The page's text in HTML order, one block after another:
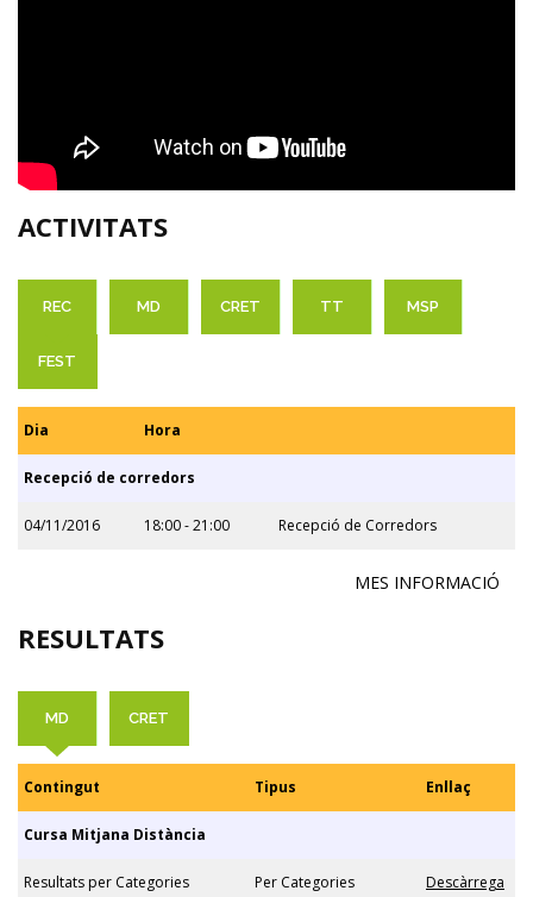
ACTIVITATS
REC MD CRET TT MSP
FEST
Dia Hora
Recepció de corredors
04/11/2016 18:00 - 21:00 Recepció de Corredors
MES INFORMACIÓ
RESULTATS
MD CRET
Contingut Tipus Enllaç
Cursa Mitjana Distància
Resultats per Categories Per Categories Descàrrega